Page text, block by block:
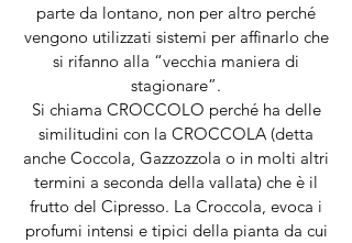
parte da lontano, non per altro perché
vengono utilizzati sistemi per affinarlo che
si rifanno alla “vecchia maniera di
stagionare”.
Si chiama CROCCOLO perché ha delle
similitudini con la CROCCOLA (detta
anche Coccola, Gazzozzola o in molti altri
termini a seconda della vallata) che è il
frutto del Cipresso. La Croccola, evoca i
profumi intensi e tipici della pianta da cui